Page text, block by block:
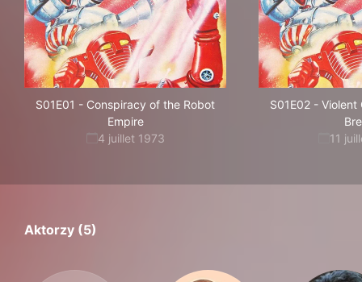
S01E01 - Conspiracy of the Robot
Empire
4 juillet 1973
S01E02- Violent
11
Aktorzy (5)